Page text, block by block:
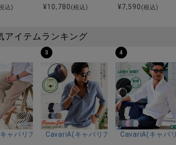
込)
¥10,780 (税込)
¥7,590 (税込)
アイテムランキング
ブクルーネックドルマンハーフスリーブニット/全12
ャバリア)プリーツ加工イージーロングパンツ/全5色
3
CavariA(キャバリア)パナマ織り7分袖カ
4
CavariA(キャバ